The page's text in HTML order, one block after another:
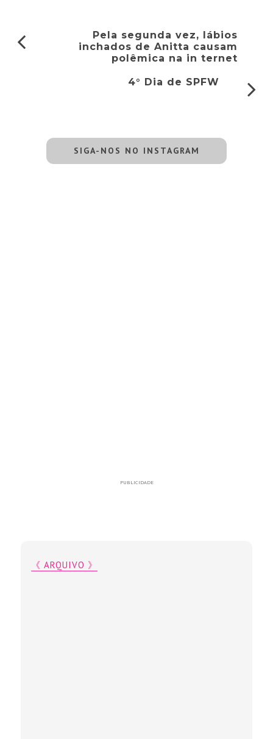
Pela segunda vez, lábios
inchados de Anitta causam
polêmica na in ternet
4° Dia de SPFW
SIGA-NOS NO INSTAGRAM
PUBLICIDADE
《 ARQUIVO 》